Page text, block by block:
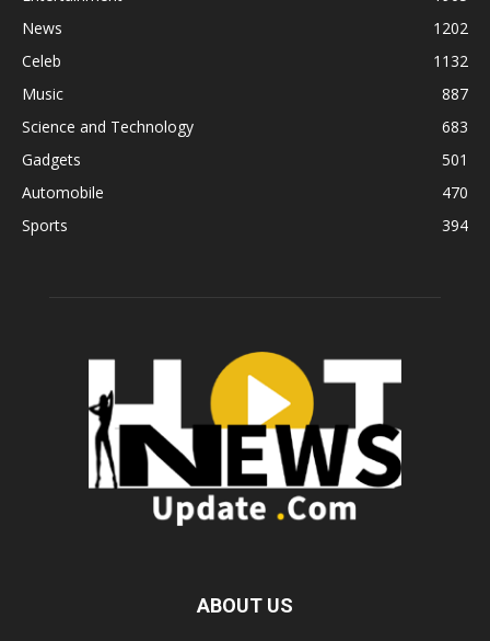
News
1202
Celeb
1132
Music
887
Science and Technology
683
Gadgets
501
Automobile
470
Sports
394
ABOUT US